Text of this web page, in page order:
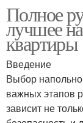
Полное
лучшее
квартиры
Введение
Выбор
важных этапов
зависит не